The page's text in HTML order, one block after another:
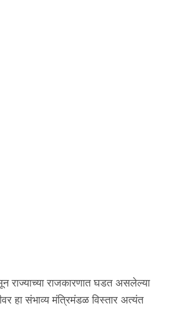
राज्याच्या राजकारणात घडत असलेल्या
हा संभाव्य मंत्रिमंडळ विस्तार अत्यंत